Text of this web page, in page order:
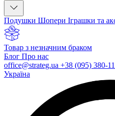
Подушки Шопери Іграшки та
Товар з незначним браком
Блог Про нас
office@strateg.ua +38 (095) 380-
Україна